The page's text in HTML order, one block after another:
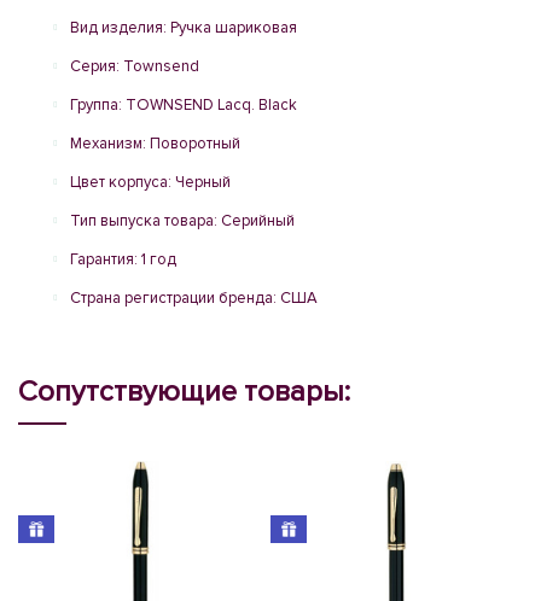
Вид изделия: Ручка шариковая
Серия: Townsend
Группа: TOWNSEND Lacq. Black
Механизм: Поворотный
Цвет корпуса: Черный
Тип выпуска товара: Серийный
Гарантия: 1 год
Страна регистрации бренда: США
Сопутствующие товары: